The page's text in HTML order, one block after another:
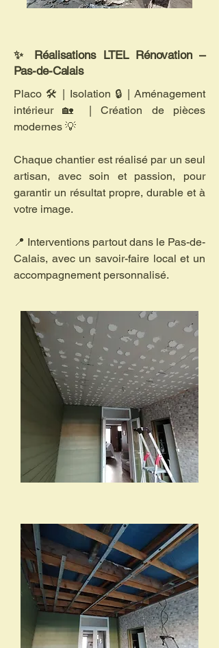
✨ Réalisations LTEL Rénovation –
Pas-de-Calais
Placo 🛠️ | Isolation 🔒 | Aménagement
intérieur 🏡 | Création de pièces
modernes 💡
Chaque chantier est réalisé par un seul
artisan, avec soin et passion, pour
garantir un résultat propre, durable et à
votre image.
📍 Interventions partout dans le Pas-de-
Calais, avec un savoir-faire local et un
accompagnement personnalisé.